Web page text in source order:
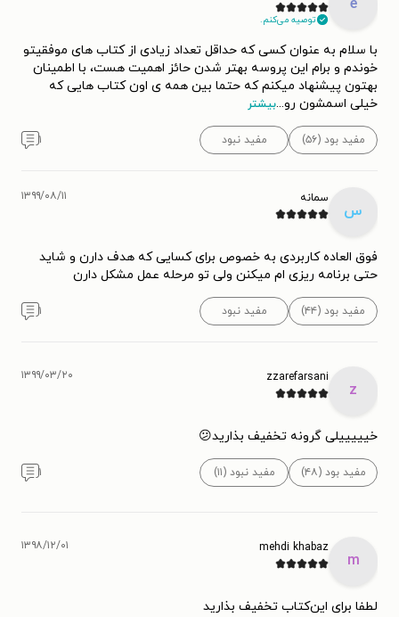
e
توصیه می‌کنم.
با سلام به عنوان کسی که حداقل تعداد زیادی از کتاب های موفقیتو
خوندم و برام این پروسه بهتر شدن حائز اهمیت هست، با اطمینان
بهتون پیشنهاد میکنم که حتما بین همه ی اون کتاب هایی که
خیلی اسمشون رو...بیشتر
مفید بود (۵۶) مفید نبود ۱
س
سمانه ۱۳۹۹/۰۸/۱۱
فوق العاده کاربردی به خصوص برای کسایی که هدف دارن و شاید
حتی برنامه ریزی ام میکنن ولی تو مرحله عمل مشکل دارن
مفید بود (۴۴) مفید نبود ۱
z
zzarefarsani ۱۳۹۹/۰۳/۲۰
خیییییلی گرونه تخفیف بذارید😕
مفید بود (۴۸) مفید نبود (۱۱) ۱
m
mehdi khabaz ۱۳۹۸/۱۲/۰۱
لطفا برای این‌کتاب تخفیف بذارید